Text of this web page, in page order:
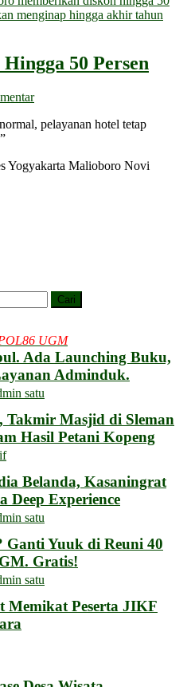
50 Persen
pelayanan hotel tetap
Yogyakarta Malioboro Novi
UGM
Ada Launching Buku,
Adminduk.
satu
Takmir Masjid di Sleman
Hasil Petani Kopeng
Belanda, Kasaningrat
Deep Experience
satu
Ganti Yuuk di Reuni 40
Gratis!
satu
Memikat Peserta JIKF